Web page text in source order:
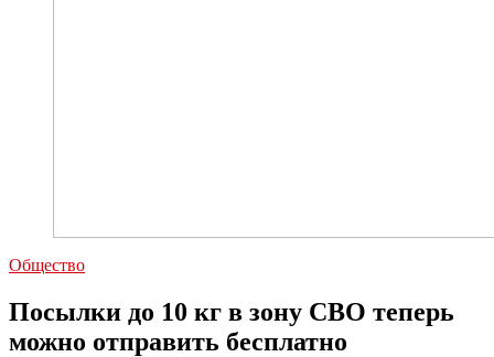
Общество
Посылки до 10 кг в зону СВО теперь
можно отправить бесплатно